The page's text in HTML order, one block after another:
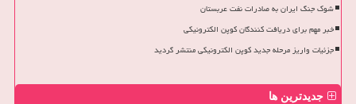
شوک جنگ ایران به صادرات نفت عربستان
خبر مهم برای دریافت کنندگان کوپن الکترونیکی
جزئیات واریز مرحله جدید کوپن الکترونیکی منتشر گردید
جدیدترین ها